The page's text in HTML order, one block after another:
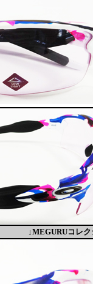
↓MEGURUコレ